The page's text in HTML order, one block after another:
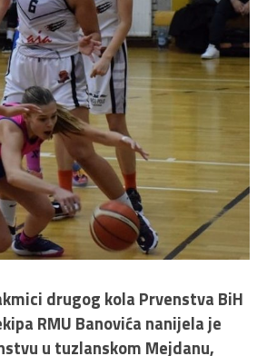
drugog kola Prvenstva BiH
RMU Banovića nanijela je
u tuzlanskom Mejdanu,